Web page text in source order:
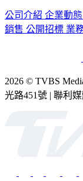
公司介紹 企業動態
銷售 公開招標 業
2026 © TVBS
光路451號 | 聯利